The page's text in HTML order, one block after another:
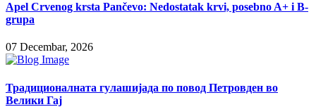
Apel Crvenog krsta Pančevo: Nedostatak krvi, posebno A+ i B-
grupa
07 Decembar, 2026
Традиционалната гулашијада по повод Петровден во
Велики Гај